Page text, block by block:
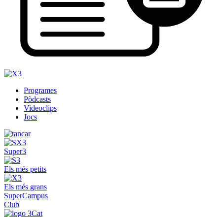
Programes
Pòdcasts
Videoclips
Jocs
Super3
Els més petits
Els més grans
SuperCampus
Club